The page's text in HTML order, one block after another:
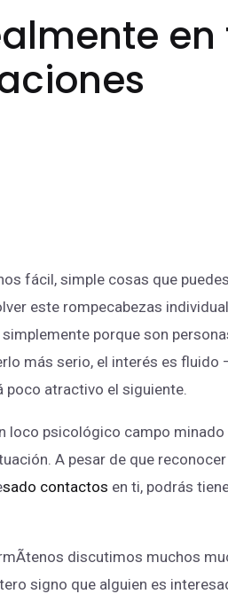
en
fácil, simple cosas que
este rompecabezas
porque son
más serio, el interés es fluido
poco atractivo el siguiente.
psicológico campo minado
A pesar de que
sado contactos en ti, podrás
discutimos muchos
signo que alguien es